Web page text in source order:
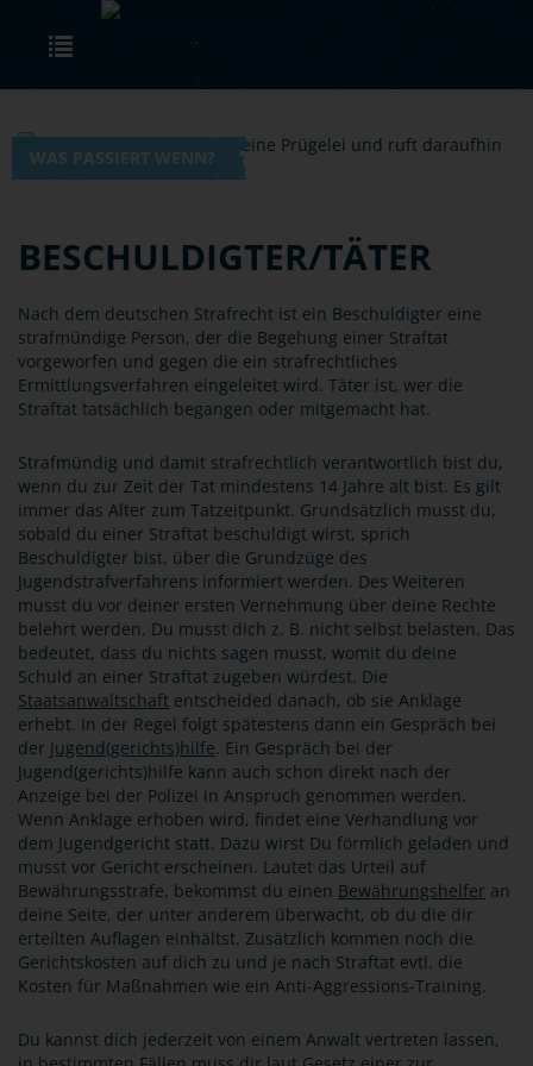
Skip to main content
WAS PASSIERT WENN?
BESCHULDIGTER/TÄTER
Nach dem deutschen Strafrecht ist ein Beschuldigter eine
strafmündige Person, der die Begehung einer Straftat
vorgeworfen und gegen die ein strafrechtliches
Ermittlungsverfahren eingeleitet wird. Täter ist, wer die
Straftat tatsächlich begangen oder mitgemacht hat.
Strafmündig und damit strafrechtlich verantwortlich bist du,
wenn du zur Zeit der Tat mindestens 14 Jahre alt bist. Es gilt
immer das Alter zum Tatzeitpunkt. Grundsätzlich musst du,
sobald du einer Straftat beschuldigt wirst, sprich
Beschuldigter bist, über die Grundzüge des
Jugendstrafverfahrens informiert werden. Des Weiteren
musst du vor deiner ersten Vernehmung über deine Rechte
belehrt werden. Du musst dich z. B. nicht selbst belasten. Das
bedeutet, dass du nichts sagen musst, womit du deine
Schuld an einer Straftat zugeben würdest. Die
Staatsanwaltschaft entscheided danach, ob sie Anklage
erhebt. In der Regel folgt spätestens dann ein Gespräch bei
der Jugend(gerichts)hilfe. Ein Gespräch bei der
Jugend(gerichts)hilfe kann auch schon direkt nach der
Anzeige bei der Polizei in Anspruch genommen werden.
Wenn Anklage erhoben wird, findet eine Verhandlung vor
dem Jugendgericht statt. Dazu wirst Du förmlich geladen und
musst vor Gericht erscheinen. Lautet das Urteil auf
Bewährungsstrafe, bekommst du einen Bewährungshelfer an
deine Seite, der unter anderem überwacht, ob du die dir
erteilten Auflagen einhältst. Zusätzlich kommen noch die
Gerichtskosten auf dich zu und je nach Straftat evtl. die
Kosten für Maßnahmen wie ein Anti-Aggressions-Training.
Du kannst dich jederzeit von einem Anwalt vertreten lassen,